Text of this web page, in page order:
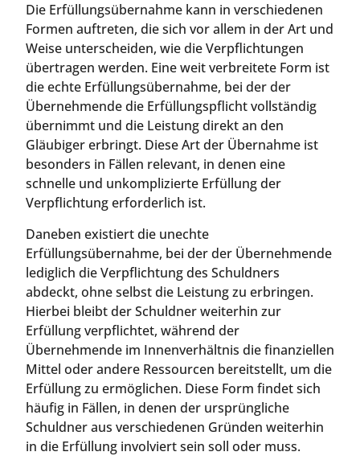
Die Erfüllungsübernahme kann in verschiedenen
Formen auftreten, die sich vor allem in der Art und
Weise unterscheiden, wie die Verpflichtungen
übertragen werden. Eine weit verbreitete Form ist
die echte Erfüllungsübernahme, bei der der
Übernehmende die Erfüllungspflicht vollständig
übernimmt und die Leistung direkt an den
Gläubiger erbringt. Diese Art der Übernahme ist
besonders in Fällen relevant, in denen eine
schnelle und unkomplizierte Erfüllung der
Verpflichtung erforderlich ist.
Daneben existiert die unechte
Erfüllungsübernahme, bei der der Übernehmende
lediglich die Verpflichtung des Schuldners
abdeckt, ohne selbst die Leistung zu erbringen.
Hierbei bleibt der Schuldner weiterhin zur
Erfüllung verpflichtet, während der
Übernehmende im Innenverhältnis die finanziellen
Mittel oder andere Ressourcen bereitstellt, um die
Erfüllung zu ermöglichen. Diese Form findet sich
häufig in Fällen, in denen der ursprüngliche
Schuldner aus verschiedenen Gründen weiterhin
in die Erfüllung involviert sein soll oder muss.